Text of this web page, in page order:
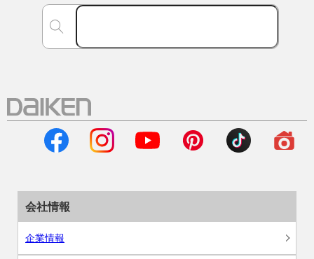
会社情報
企業情報